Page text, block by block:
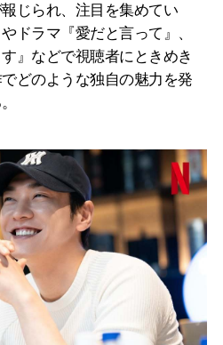
じられ、注目を集めてい
ドラマ『愛だと言って』、
』などで視聴者にときめき
どのような独自の魅力を発